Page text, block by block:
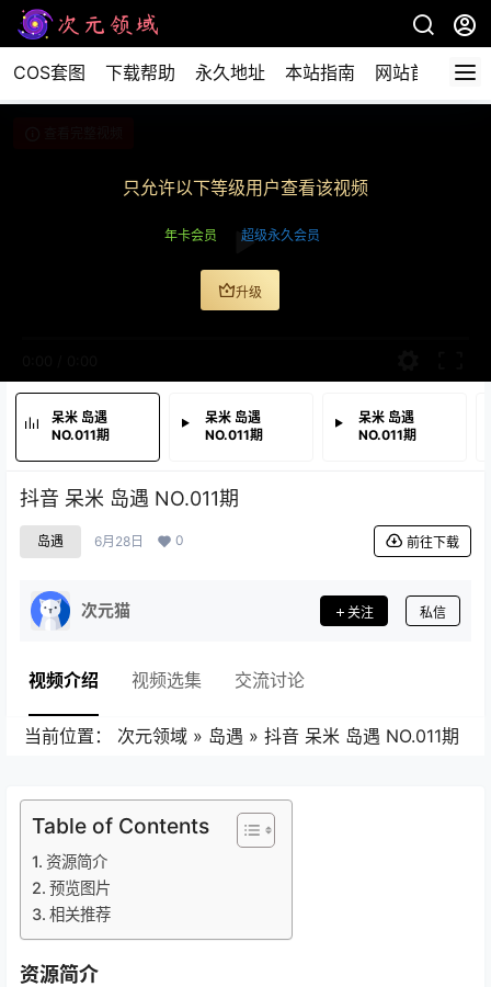
COS套图 下载帮助 永久地址 本站指南 网站首页
只允许以下等级用户查看该视频
年卡会员 超级永久会员
升级
呆米 岛遇
NO.011期
呆米 岛遇
NO.011期
呆米 岛遇
NO.011期
抖音 呆米 岛遇 NO.011期
岛遇 6月28日 0 前往下载
次元猫 关注 私信
视频介绍 视频选集 交流讨论
当前位置： 次元领域 » 岛遇 » 抖音 呆米 岛遇 NO.011期
Table of Contents
资源简介
预览图片
相关推荐
资源简介